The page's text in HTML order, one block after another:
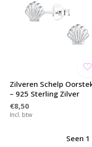
Zilveren Schelp
– 925 Sterling Zilver
€8,50
Incl. btw
Seen